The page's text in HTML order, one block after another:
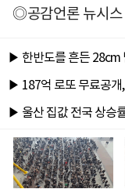
◎공감언론 뉴시스